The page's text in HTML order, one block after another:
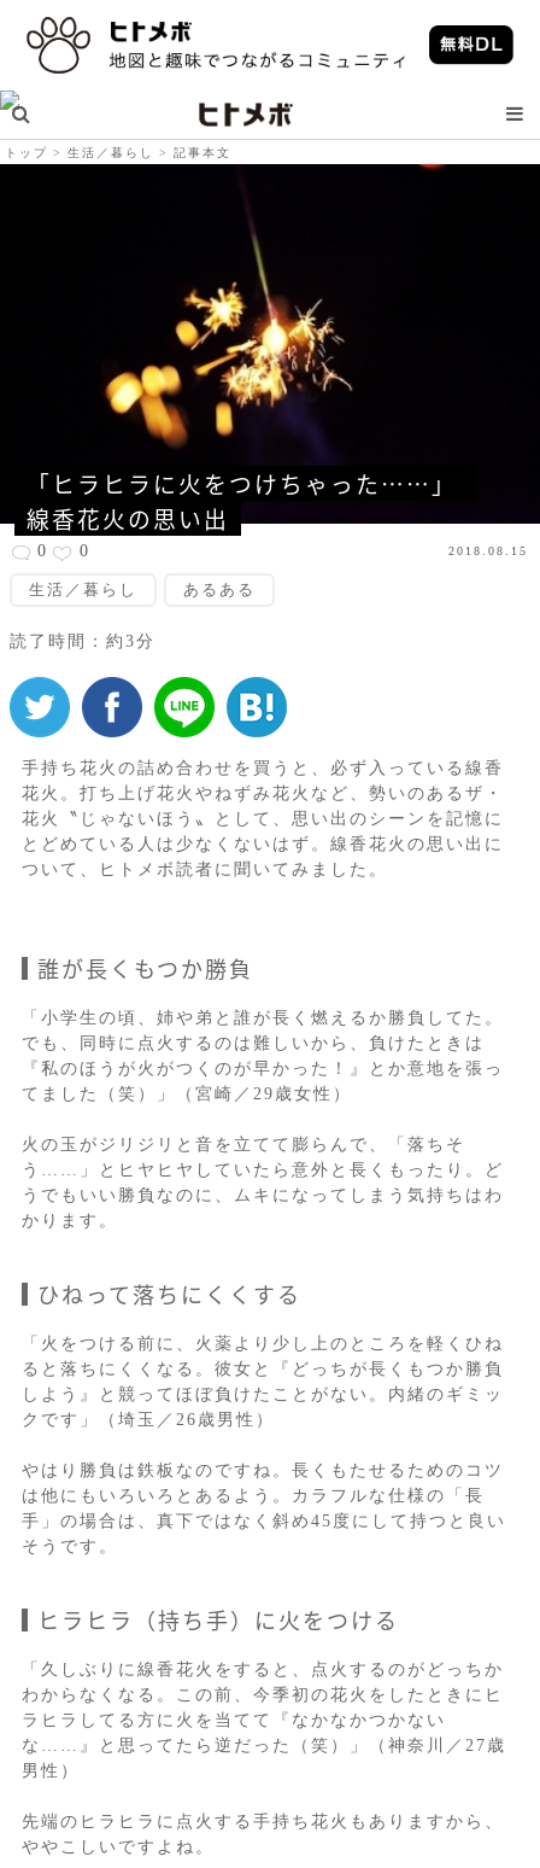
トップ 生活／暮らし 記事本文
「ヒラヒラに火をつけちゃった……」
線香花火の思い出
0 0 2018.08.15
生活／暮らし あるある
読了時間：約3分
手持ち花火の詰め合わせを買うと、必ず入っている線香
花火。打ち上げ花火やねずみ花火など、勢いのあるザ・
花火〝じゃないほう〟として、思い出のシーンを記憶に
とどめている人は少なくないはず。線香花火の思い出に
ついて、ヒトメボ読者に聞いてみました。
誰が長くもつか勝負
「小学生の頃、姉や弟と誰が長く燃えるか勝負してた。
でも、同時に点火するのは難しいから、負けたときは
『私のほうが火がつくのが早かった！』とか意地を張っ
てました（笑）」（宮崎／29歳女性）
火の玉がジリジリと音を立てて膨らんで、「落ちそ
う……」とヒヤヒヤしていたら意外と長くもったり。ど
うでもいい勝負なのに、ムキになってしまう気持ちはわ
かります。
ひねって落ちにくくする
「火をつける前に、火薬より少し上のところを軽くひね
ると落ちにくくなる。彼女と『どっちが長くもつか勝負
しよう』と競ってほぼ負けたことがない。内緒のギミッ
クです」（埼玉／26歳男性）
やはり勝負は鉄板なのですね。長くもたせるためのコツ
は他にもいろいろとあるよう。カラフルな仕様の「長
手」の場合は、真下ではなく斜め45度にして持つと良い
そうです。
ヒラヒラ（持ち手）に火をつける
「久しぶりに線香花火をすると、点火するのがどっちか
わからなくなる。この前、今季初の花火をしたときにヒ
ラヒラしてる方に火を当てて『なかなかつかない
な……』と思ってたら逆だった（笑）」（神奈川／27歳
男性）
先端のヒラヒラに点火する手持ち花火もありますから、
ややこしいですよね。